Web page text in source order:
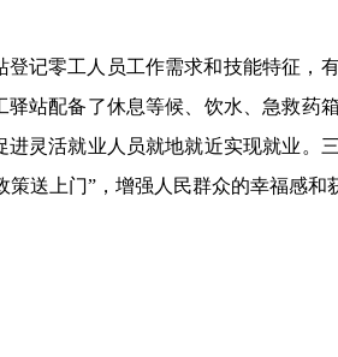
记零工人员工作需求和技能特征
站配备了休息等候、饮水、急救
灵活就业人员就地就近实现就业
送上门”，增强人民群众的幸福感和